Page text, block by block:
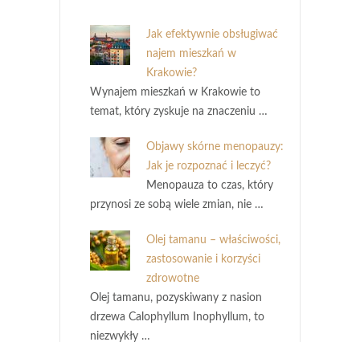
Jak efektywnie obsługiwać
najem mieszkań w
Krakowie?
Wynajem mieszkań w Krakowie to
temat, który zyskuje na znaczeniu …
Objawy skórne menopauzy:
Jak je rozpoznać i leczyć?
Menopauza to czas, który
przynosi ze sobą wiele zmian, nie …
Olej tamanu – właściwości,
zastosowanie i korzyści
zdrowotne
Olej tamanu, pozyskiwany z nasion
drzewa Calophyllum Inophyllum, to
niezwykły …